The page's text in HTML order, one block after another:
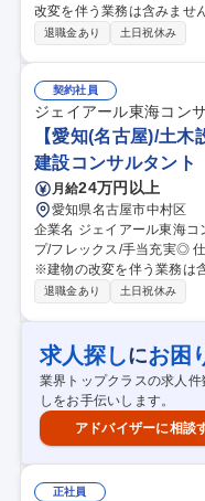
改変を伴う業務は含みません 【具体的には】 ■連続立体交差：橋梁設計から配線計画、加えて仮設設備の設計
川改修：河川改修に伴う
退職金あり 土日祝休み
契約社員
ジェイアール東海コン
【愛知(名古屋)/土
建設コンサルタント
月給24万円以上
愛知県名古屋市中村区
企業名 ジェイアール東海コンサルタンツ株式会社 求人名 【愛
プ/フレックス/手当充実◎ 仕事の内容 JR東海が保有している構造物の土木設計照査業務をご担当いただきます。
※建物の改変を伴う業務は含みません 【具体的には】 ■連続立体交差：橋梁設計
の設計 ■河川改修：河川改
退職金あり 土日祝休み
求人探しにお困
業界トップクラスの求人
しをお手伝いします。
アドバイザーに相談
正社員